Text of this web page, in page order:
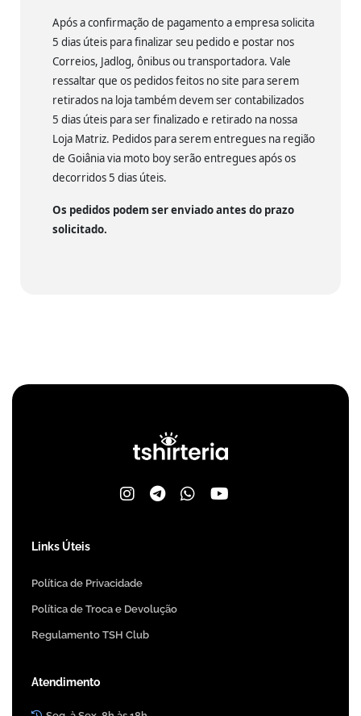
Após a confirmação de pagamento a empresa solicita
5 dias úteis para finalizar seu pedido e postar nos
Correios, Jadlog, ônibus ou transportadora. Vale
ressaltar que os pedidos feitos no site para serem
retirados na loja também devem ser contabilizados
5 dias úteis para ser finalizado e retirado na nossa
Loja Matriz. Pedidos para serem entregues na região
de Goiânia via moto boy serão entregues após os
decorridos 5 dias úteis.
Os pedidos podem ser enviado antes do prazo
solicitado.
Links Úteis
Política de Privacidade
Política de Troca e Devolução
Regulamento TSH Club
Atendimento